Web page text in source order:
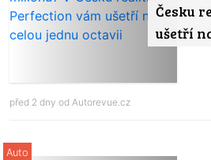
Česku
ušetří
před 2 dny od Autorevue.cz
Auto